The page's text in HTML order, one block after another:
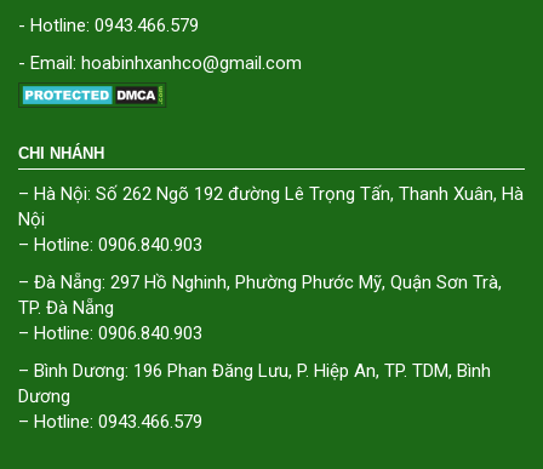
- Hotline: 0943.466.579
- Email: hoabinhxanhco@gmail.com
CHI NHÁNH
– Hà Nội: Số 262 Ngõ 192 đường Lê Trọng Tấn, Thanh Xuân, Hà
Nội
– Hotline: 0906.840.903
– Đà Nẵng: 297 Hồ Nghinh, Phường Phước Mỹ, Quận Sơn Trà,
TP. Đà Nẵng
– Hotline: 0906.840.903
– Bình Dương: 196 Phan Đăng Lưu, P. Hiệp An, TP. TDM, Bình
Dương
– Hotline: 0943.466.579